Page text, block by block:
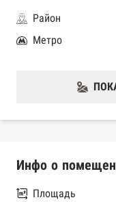
Район
Метро
Инфо о
Площадь